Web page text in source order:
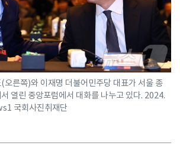
오른쪽)와 이재명 더불어민주당 대표가 서울 종
열린 중앙포럼에서 대화를 나누고 있다. 2024.
국회사진취재단